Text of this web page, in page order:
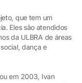
que tem um
Eles são atendidos
da ULBRA de áreas
dança e
em 2003, Ivan